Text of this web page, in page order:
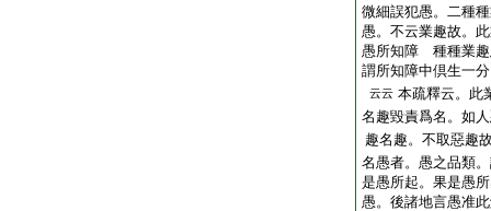
微細誤犯愚。二種
愚。不云業趣故。
愚所知障 種種業趣
謂所知障中倶生一
云云 本疏釋云。此
名趣毀責爲名。如
趣名趣。不取惡趣
名愚者。愚之品類
是愚所起。果是愚
愚。後諸地言愚准